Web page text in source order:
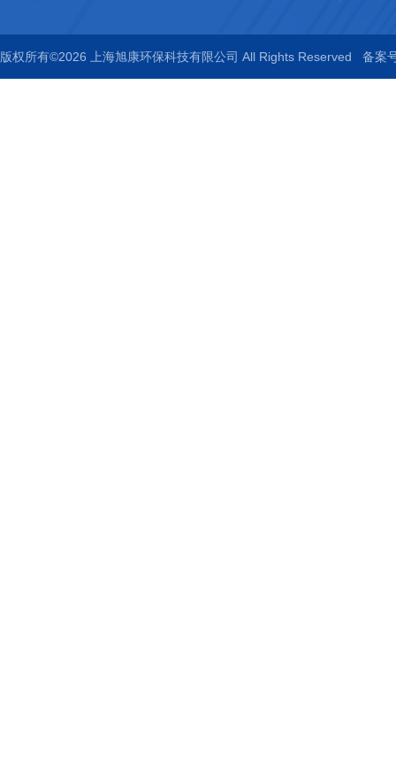
版权所有©2026 上海旭康环保科技有限公司 All Rights Reserved 备案